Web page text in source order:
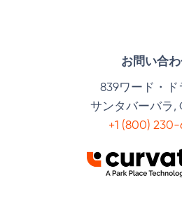
お問い合
839ワード・ド
サンタバーバラ,
+1 (800)